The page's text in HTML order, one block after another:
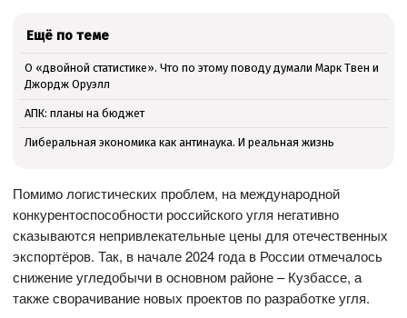
Ещё по теме
О «двойной статистике». Что по этому поводу думали Марк Твен и
Джордж Оруэлл
АПК: планы на бюджет
Либеральная экономика как антинаука. И реальная жизнь
Помимо логистических проблем, на международной
конкурентоспособности российского угля негативно
сказываются непривлекательные цены для отечественных
экспортёров. Так, в начале 2024 года в России отмечалось
снижение угледобычи в основном районе – Кузбассе, а
также сворачивание новых проектов по разработке угля.